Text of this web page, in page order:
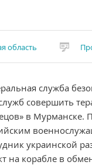
область
служба
совершить
в Мурманске.
украинской
на корабле в